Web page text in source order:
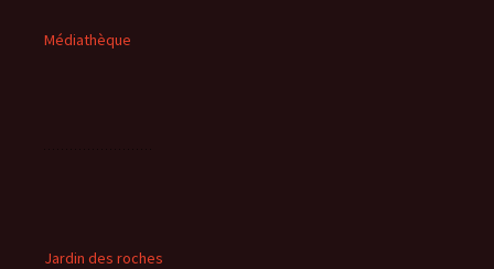
Médiathèque
Jardin des roches